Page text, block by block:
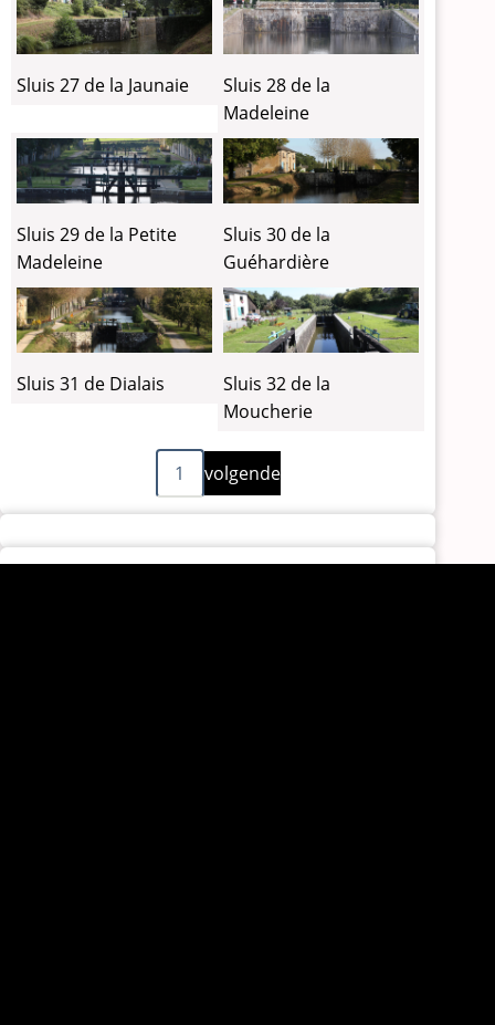
Sluis 27 de la Jaunaie
Sluis 28 de la
Madeleine
Sluis 29 de la Petite
Madeleine
Sluis 30 de la
Guéhardière
Sluis 31 de Dialais
Sluis 32 de la
Moucherie
1
Volgende
pagina
volgende